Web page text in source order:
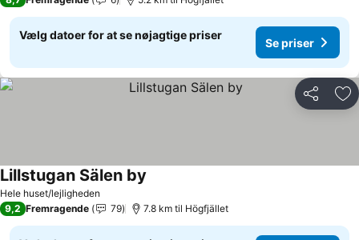
Vælg datoer for at se nøjagtige priser
Se priser
Del
Hele huset/lejligheden
Lillstugan Sälen by
9,2 Fremragende 79 7.8 km til Högfjället